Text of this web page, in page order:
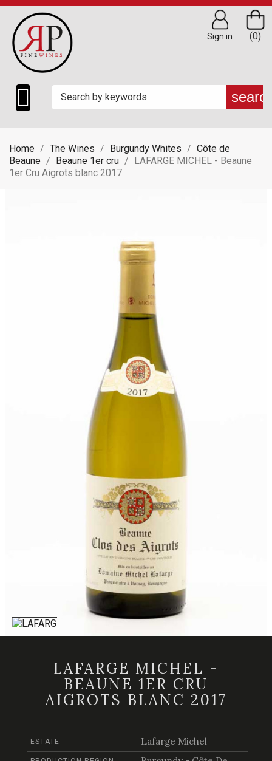

(0)
Sign in
Home The Wines Burgundy Whites
Côte de
Beaune
Beaune 1er cru
LAFARGE MICHEL - Beaune
1er Cru Aigrots blanc 2017
LAFARGE MICHEL -
BEAUNE 1ER CRU
AIGROTS BLANC 2017
ESTATE Lafarge Michel